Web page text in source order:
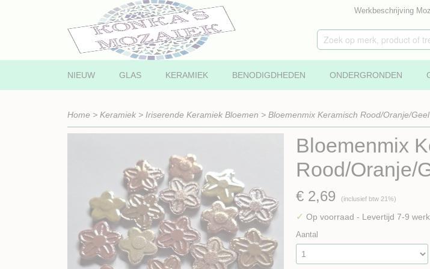
Werkbeschrijving
NIEUW GLAS KERAMIEK BENODIGDHEDEN ONDERGRONDEN
Home > Keramiek > Iriserende Keramiek Bloemen > Bloemenmix Keramisch Rood/Oranje/
Bloemenmix
Rood/Oranje/
€ 2,69 (inclusief btw 21%)
✓ Op voorraad - Levertijd 7-9
Aantal